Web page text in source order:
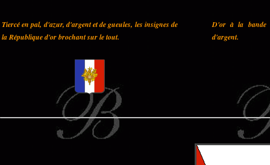
Tiercé en pal, d'azur, d'argent et de gueules, les insignes de
la République d'or brochant sur le tout.
D'or à la bande
d'argent.